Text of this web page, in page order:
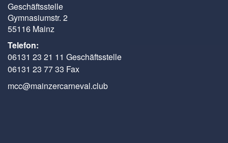
Geschäftsstelle
Gymnasiumstr. 2
55116 Mainz
Telefon:
06131 23 21 11 Geschäftsstelle
06131 23 77 33 Fax
mcc@mainzercarneval.club